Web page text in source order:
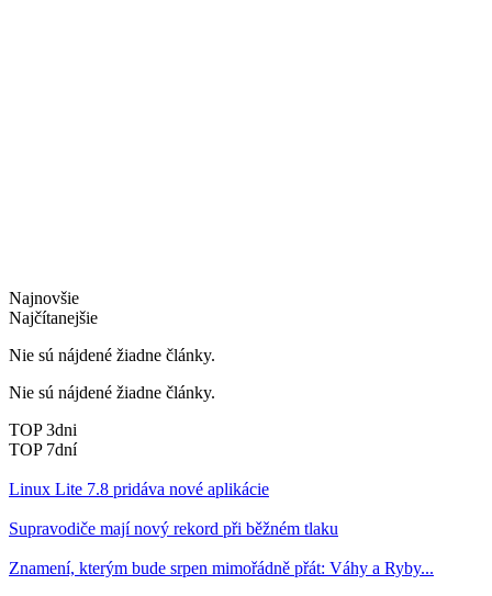
Najnovšie
Najčítanejšie
Nie sú nájdené žiadne články.
Nie sú nájdené žiadne články.
TOP 3dni
TOP 7dní
Linux Lite 7.8 pridáva nové aplikácie
Supravodiče mají nový rekord při běžném tlaku
Znamení, kterým bude srpen mimořádně přát: Váhy a Ryby...